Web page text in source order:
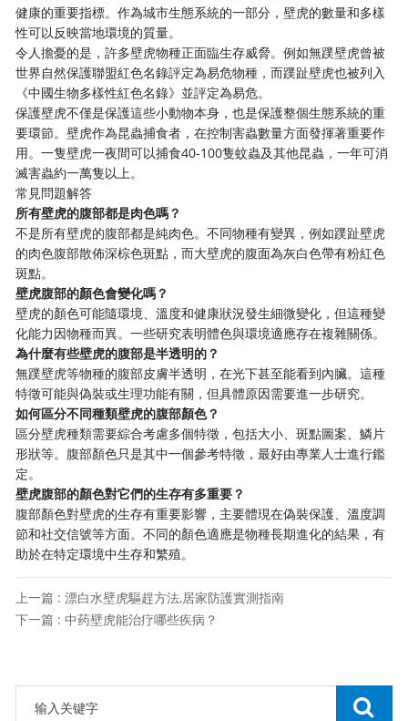
健康的重要指標。作為城市生態系統的一部分，壁虎的數量和多樣
性可以反映當地環境的質量。
令人擔憂的是，許多壁虎物種正面臨生存威脅。例如無蹼壁虎曾被
世界自然保護聯盟紅色名錄評定為易危物種，而蹼趾壁虎也被列入
《中國生物多樣性紅色名錄》並評定為易危。
保護壁虎不僅是保護這些小動物本身，也是保護整個生態系統的重
要環節。壁虎作為昆蟲捕食者，在控制害蟲數量方面發揮著重要作
用。一隻壁虎一夜間可以捕食40-100隻蚊蟲及其他昆蟲，一年可消
滅害蟲約一萬隻以上。
常見問題解答
所有壁虎的腹部都是肉色嗎？
不是所有壁虎的腹部都是純肉色。不同物種有變異，例如蹼趾壁虎
的肉色腹部散佈深棕色斑點，而大壁虎的腹面為灰白色帶有粉紅色
斑點。
壁虎腹部的顏色會變化嗎？
壁虎的顏色可能隨環境、溫度和健康狀況發生細微變化，但這種變
化能力因物種而異。一些研究表明體色與環境適應存在複雜關係。
為什麼有些壁虎的腹部是半透明的？
無蹼壁虎等物種的腹部皮膚半透明，在光下甚至能看到內臟。這種
特徵可能與偽裝或生理功能有關，但具體原因需要進一步研究。
如何區分不同種類壁虎的腹部顏色？
區分壁虎種類需要綜合考慮多個特徵，包括大小、斑點圖案、鱗片
形狀等。腹部顏色只是其中一個參考特徵，最好由專業人士進行鑑
定。
壁虎腹部的顏色對它們的生存有多重要？
腹部顏色對壁虎的生存有重要影響，主要體現在偽裝保護、溫度調
節和社交信號等方面。不同的顏色適應是物種長期進化的結果，有
助於在特定環境中生存和繁殖。
上一篇 : 漂白水壁虎驅趕方法,居家防護實測指南
下一篇 : 中药壁虎能治疗哪些疾病？